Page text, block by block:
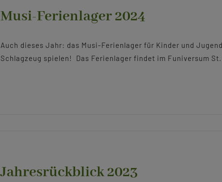
Musi-Ferienlager 2024
Auch dieses Jahr: das Musi-Ferienlager für Kinder und
Schlagzeug spielen! Das Ferienlager findet im Funiversum
Jahresrückblick 2023